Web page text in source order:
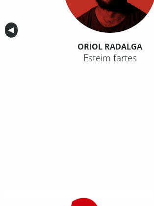
Anterior
◀︎
ORIOL RADALGA
Esteim fartes